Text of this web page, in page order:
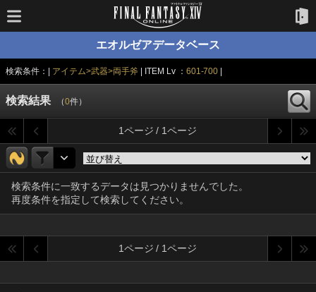
エオルゼアデータベース
検索条件：| アイテム>武器>両手斧 | ITEM Lv ： 601-700
検索結果 （0件）
1ページ / 1ページ
検索条件に一致するデータは見つかりませんでした。
再度条件を指定して検索してください。
1ページ / 1ページ